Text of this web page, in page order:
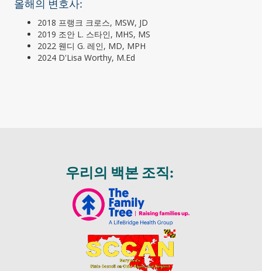
올해의 변호사:
2018 프랭크 크로스, MSW, JD
2019 조안 L. 스타인, MHS, MS
2022 웬디 G. 레인, MD, MPH
2024 D'Lisa Worthy, M.Ed
우리의 백본 조직: